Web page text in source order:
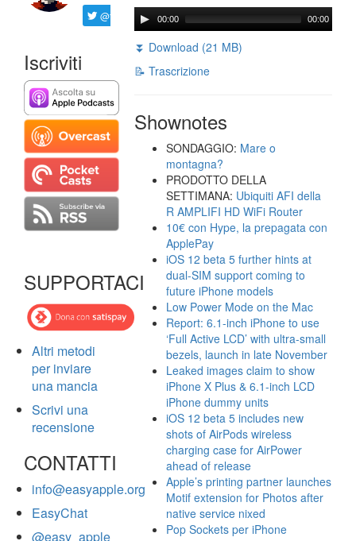
@ftrava
Iscriviti
SUPPORTACI
Altri metodi
per inviare
una mancia
Scrivi una
recensione
CONTATTI
info@easyapple.org
EasyChat
@easy_apple
00:00 00:00
⏬ Download (21 MB)
📝 Trascrizione
Shownotes
SONDAGGIO: Mare o
montagna?
PRODOTTO DELLA
SETTIMANA: Ubiquiti AFI della
R AMPLIFI HD WiFi Router
10€ con Hype, la prepagata con
ApplePay
iOS 12 beta 5 further hints at
dual-SIM support coming to
future iPhone models
Low Power Mode on the Mac
Report: 6.1-inch iPhone to use
‘Full Active LCD’ with ultra-small
bezels, launch in late November
Leaked images claim to show
iPhone X Plus & 6.1-inch LCD
iPhone dummy units
iOS 12 beta 5 includes new
shots of AirPods wireless
charging case for AirPower
ahead of release
Apple’s printing partner launches
Motif extension for Photos after
native service nixed
Pop Sockets per iPhone